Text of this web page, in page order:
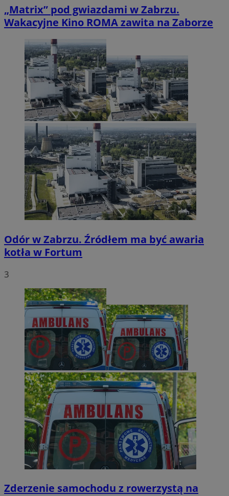
„Matrix” pod gwiazdami w Zabrzu.
Wakacyjne Kino ROMA zawita na Zaborze
Odór w Zabrzu. Źródłem ma być awaria
kotła w Fortum
3
Zderzenie samochodu z rowerzystą na